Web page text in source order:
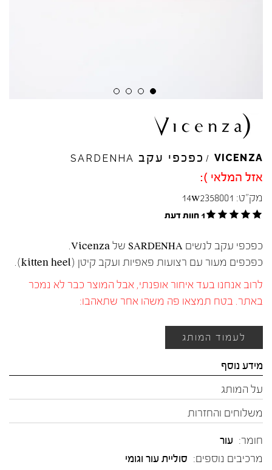
Skip to product reviews
Skip to product reviews
VICENZA
/ כפכפי עקב SARDENHA
אזל המלאי ):
מק"ט: 14w2358001
1 חוות דעת
כפכפי עקב לנשים SARDENHA של Vicenza.
כפכפים מעור עם רצועות פאפיות ועקב קיטן (kitten heel).
לרוב אנחנו בעד איחור אופנתי, אבל המוצר כבר לא נמכר
באתר. בטח תמצאו פה משהו אחר שתאהבו:
לעמוד המותג
מידע נוסף
על המותג
משלוחים והחזרות
חומר: עור
מרכיבים נוספים: סוליית עור וגומי